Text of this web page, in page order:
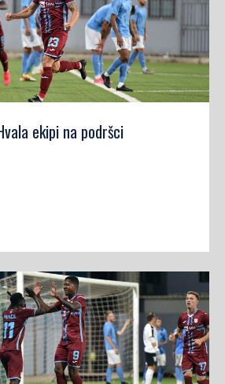
ekipi na podršci